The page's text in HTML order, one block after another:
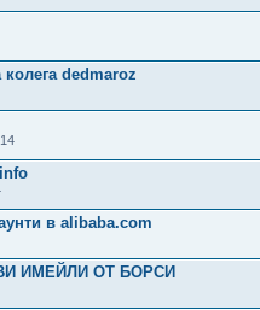
dedmaroz
в alibaba.com
ИМЕЙЛИ ОТ БОРСИ